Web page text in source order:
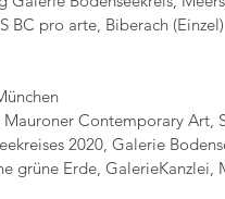
pro arte, Biberach (Einzel)
Contemporary Art,
2020, Galerie
grüne Erde, GalerieKanzlei,